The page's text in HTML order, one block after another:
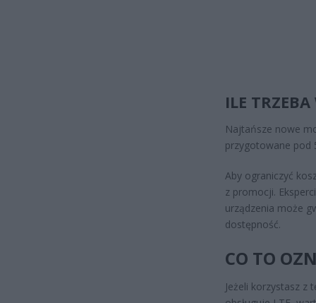
ILE
Najtańsze nowe
przygotowane pod
Aby ograniczyć
z promocji.
urządzenia może
dostępność.
CO TO
Jeżeli korzystasz z